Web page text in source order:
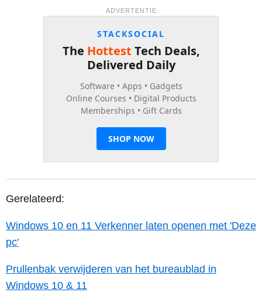
ADVERTENTIE
Gerelateerd:
Windows 10 en 11 Verkenner laten openen met 'Deze
pc'
Prullenbak verwijderen van het bureaublad in
Windows 10 & 11